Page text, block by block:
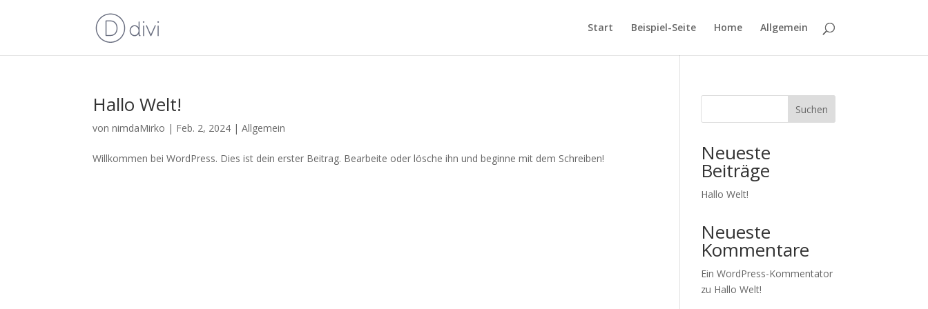
Start Beispiel-Seite Home Allgemein
Hallo Welt!
vonnimdaMirko | Feb. 2, 2024 |Allgemein
Willkommen bei WordPress. Dies ist dein erster Beitrag. Bearbeite oder lösche ihn und beginne mit dem Schreiben!
Suchen
Neueste
Beiträge
Hallo Welt!
Neueste
Kommentare
Ein WordPress-Kommentator
zu Hallo Welt!